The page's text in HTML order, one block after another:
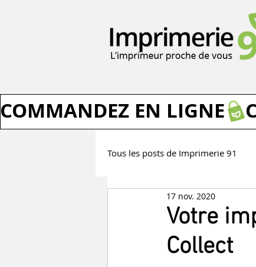
COMMANDEZ EN LIGNE
Tous les posts de Imprimerie 91
Les idées et avis d'Imprimerie
Votre
Collect
17 nov. 2020